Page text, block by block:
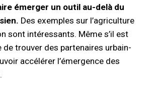
émerger un outil au-delà du
Des exemples sur l’agriculture
sont intéressants. Même s’il est
trouver des partenaires urbain-
accélérer l’émergence des